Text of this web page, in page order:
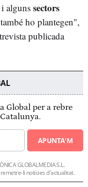
alguns sectors
ho plantegen",
publicada
Global per a rebre
APUNTA'M
GLOBALMEDIA S.L.
li notícies d'actualitat.